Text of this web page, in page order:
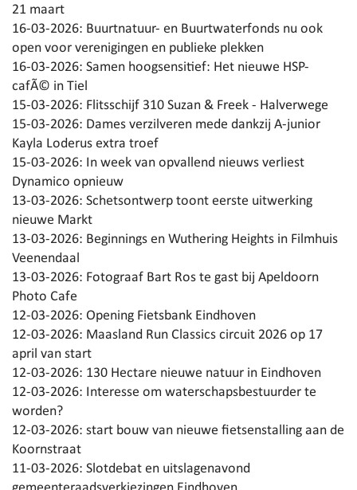
21 maart
16-03-2026: Buurtnatuur- en Buurtwaterfonds nu ook
open voor verenigingen en publieke plekken
16-03-2026: Samen hoogsensitief: Het nieuwe HSP-
cafÃ© in Tiel
15-03-2026: Flitsschijf 310 Suzan & Freek - Halverwege
15-03-2026: Dames verzilveren mede dankzij A-junior
Kayla Loderus extra troef
15-03-2026: In week van opvallend nieuws verliest
Dynamico opnieuw
13-03-2026: Schetsontwerp toont eerste uitwerking
nieuwe Markt
13-03-2026: Beginnings en Wuthering Heights in Filmhuis
Veenendaal
13-03-2026: Fotograaf Bart Ros te gast bij Apeldoorn
Photo Cafe
12-03-2026: Opening Fietsbank Eindhoven
12-03-2026: Maasland Run Classics circuit 2026 op 17
april van start
12-03-2026: 130 Hectare nieuwe natuur in Eindhoven
12-03-2026: Interesse om waterschapsbestuurder te
worden?
12-03-2026: start bouw van nieuwe fietsenstalling aan de
Koornstraat
11-03-2026: Slotdebat en uitslagenavond